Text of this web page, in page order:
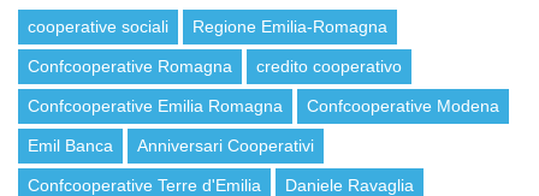
cooperative sociali Regione Emilia-Romagna
Confcooperative Romagna credito cooperativo
Confcooperative Emilia Romagna Confcooperative Modena
Emil Banca Anniversari Cooperativi
Confcooperative Terre d'Emilia Daniele Ravaglia